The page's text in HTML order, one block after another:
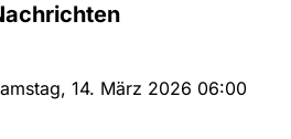
14. März 2026 06:00